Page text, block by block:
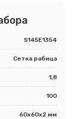
S145E1354
Сетка рабица
1,8
100
60х60х2 мм